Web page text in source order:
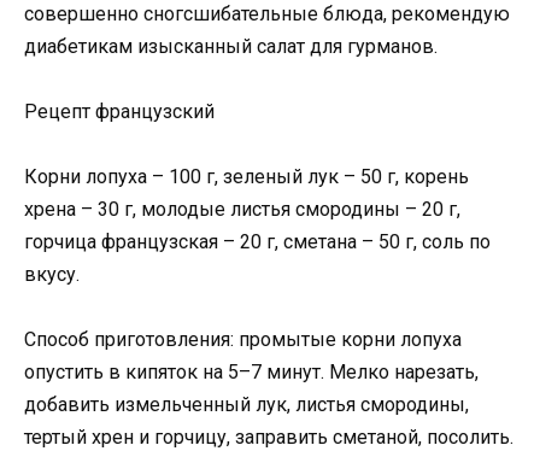
совершенно сногсшибательные блюда, рекомендую
диабетикам изысканный салат для гурманов.
Рецепт французский
Корни лопуха – 100 г, зеленый лук – 50 г, корень
хрена – 30 г, молодые листья смородины – 20 г,
горчица французская – 20 г, сметана – 50 г, соль по
вкусу.
Способ приготовления: промытые корни лопуха
опустить в кипяток на 5–7 минут. Мелко нарезать,
добавить измельченный лук, листья смородины,
тертый хрен и горчицу, заправить сметаной, посолить.